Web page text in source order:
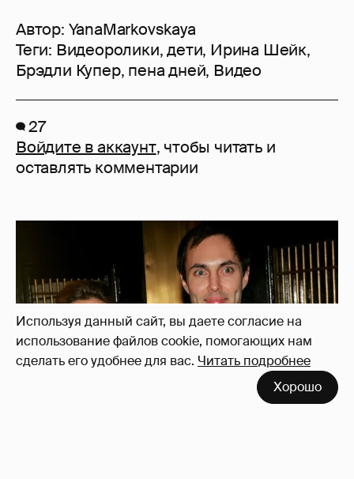
Используя данный сайт, вы даете согласие на
использование файлов cookie, помогающих нам
сделать его удобнее для вас. Читать подробнее
Хорошо
Автор: YanaMarkovskaya
Теги: Видеоролики,дети, Ирина Шейк,
Брэдли Купер, пена дней, Видео
27
Войдите в аккаунт, чтобы читать и
оставлять комментарии